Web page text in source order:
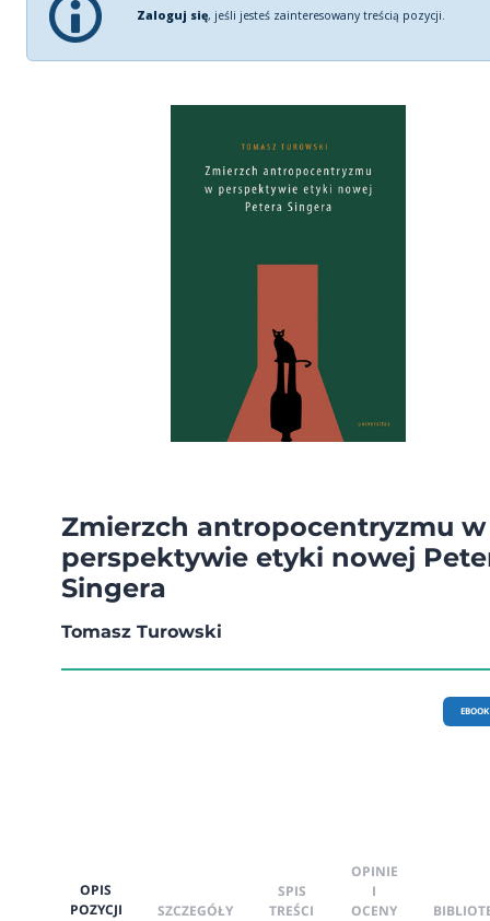
Zaloguj się, jeśli jesteś zainteresowany treścią pozycji.
Zmierzch antropocentryzmu w
perspektywie etyki nowej
Singera
Tomasz Turowski
EBOOK
OPIS
POZYCJI
SZCZEGÓŁY
SPIS
TREŚCI
OPINIE
I
OCENY